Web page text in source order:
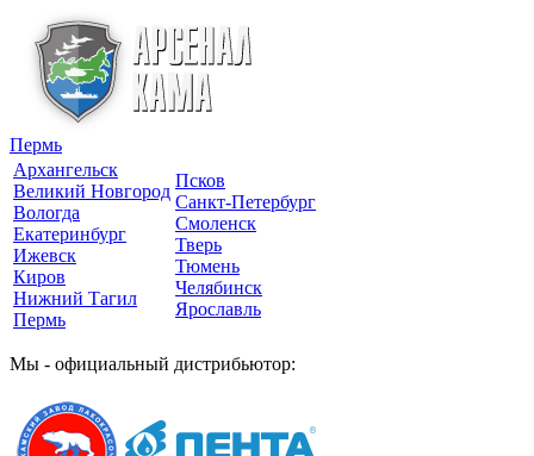
Пермь
Архангельск
Великий Новгород
Вологда
Екатеринбург
Ижевск
Киров
Нижний Тагил
Пермь
Псков
Санкт-Петербург
Смоленск
Тверь
Тюмень
Челябинск
Ярославль
Мы - официальный дистрибьютор: